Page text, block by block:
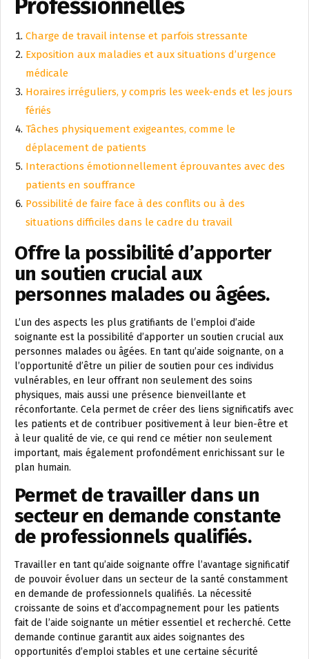
Charge de travail intense et parfois stressante
Exposition aux maladies et aux situations d’urgence
médicale
Horaires irréguliers, y compris les week-ends et les jours
fériés
Tâches physiquement exigeantes, comme le
déplacement de patients
Interactions émotionnellement éprouvantes avec des
patients en souffrance
Possibilité de faire face à des conflits ou à des
situations difficiles dans le cadre du travail
Offre la possibilité d’apporter
un soutien crucial aux
personnes malades ou âgées.
L’un des aspects les plus gratifiants de l’emploi d’aide
soignante est la possibilité d’apporter un soutien crucial aux
personnes malades ou âgées. En tant qu’aide soignante, on a
l’opportunité d’être un pilier de soutien pour ces individus
vulnérables, en leur offrant non seulement des soins
physiques, mais aussi une présence bienveillante et
réconfortante. Cela permet de créer des liens significatifs avec
les patients et de contribuer positivement à leur bien-être et
à leur qualité de vie, ce qui rend ce métier non seulement
important, mais également profondément enrichissant sur le
plan humain.
Permet de travailler dans un
secteur en demande constante
de professionnels qualifiés.
Travailler en tant qu’aide soignante offre l’avantage significatif
de pouvoir évoluer dans un secteur de la santé constamment
en demande de professionnels qualifiés. La nécessité
croissante de soins et d’accompagnement pour les patients
fait de l’aide soignante un métier essentiel et recherché. Cette
demande continue garantit aux aides soignantes des
opportunités d’emploi stables et une certaine sécurité